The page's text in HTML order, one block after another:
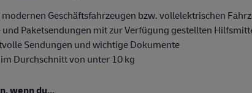
Geschäftsfahrzeugen bzw. vollelektrischen
Paketsendungen mit zur Verfügung gestellten
Sendungen und wichtige Dokumente
Durchschnitt von unter 10 kg
wenn du...